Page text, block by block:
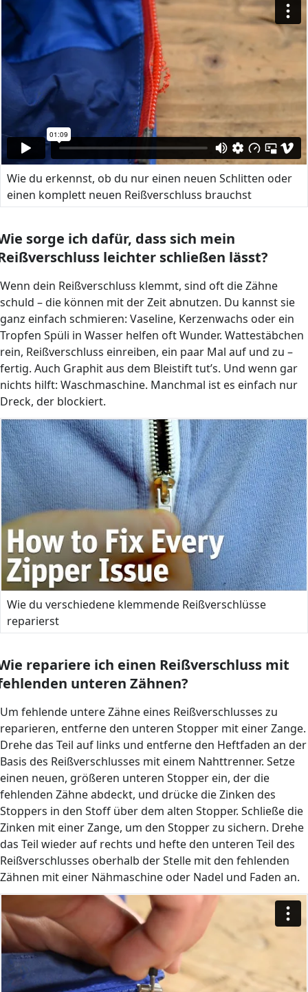
Wie du erkennst, ob du nur einen neuen Schlitten oder
einen komplett neuen Reißverschluss brauchst
sorge ich dafür, dass sich mein
leichter schließen lässt?
Wenn dein Reißverschluss klemmt, sind oft die Zähne
schuld – die können mit der Zeit abnutzen. Du kannst sie
ganz einfach schmieren: Vaseline, Kerzenwachs oder ein
Tropfen Spüli in Wasser helfen oft Wunder. Wattestäbchen
rein, Reißverschluss einreiben, ein paar Mal auf und zu –
fertig. Auch Graphit aus dem Bleistift tut’s. Und wenn gar
nichts hilft: Waschmaschine. Manchmal ist es einfach nur
Dreck, der blockiert.
Wie du verschiedene klemmende Reißverschlüsse
reparierst
repariere ich einen Reißverschluss mit
unteren Zähnen?
Um fehlende untere Zähne eines Reißverschlusses zu
reparieren, entferne den unteren Stopper mit einer Zange.
Drehe das Teil auf links und entferne den Heftfaden an der
Basis des Reißverschlusses mit einem Nahttrenner. Setze
einen neuen, größeren unteren Stopper ein, der die
fehlenden Zähne abdeckt, und drücke die Zinken des
Stoppers in den Stoff über dem alten Stopper. Schließe die
Zinken mit einer Zange, um den Stopper zu sichern. Drehe
das Teil wieder auf rechts und hefte den unteren Teil des
Reißverschlusses oberhalb der Stelle mit den fehlenden
Zähnen mit einer Nähmaschine oder Nadel und Faden an.